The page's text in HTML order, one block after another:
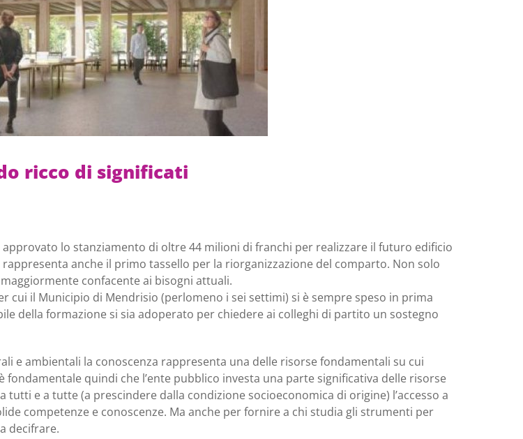
ricco di significati
lo stanziamento di oltre 44 milioni di franchi per realizzare il futuro edificio
anche il primo tassello per la riorganizzazione del comparto. Non solo
confacente ai bisogni attuali.
cui il Municipio di Mendrisio (perlomeno i sei settimi) si è sempre speso in prima
della formazione si sia adoperato per chiedere ai colleghi di partito un sostegno
e ambientali la conoscenza rappresenta una delle risorse fondamentali su cui
quindi che l’ente pubblico investa una parte significativa delle risorse
e a tutte (a prescindere dalla condizione socioeconomica di origine) l’accesso a
competenze e conoscenze. Ma anche per fornire a chi studia gli strumenti per
decifrare.